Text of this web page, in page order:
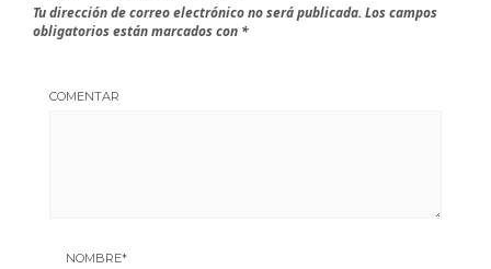
Tu dirección de correo electrónico no será publicada. Los campos
obligatorios están marcados con *
COMENTAR
NOMBRE*